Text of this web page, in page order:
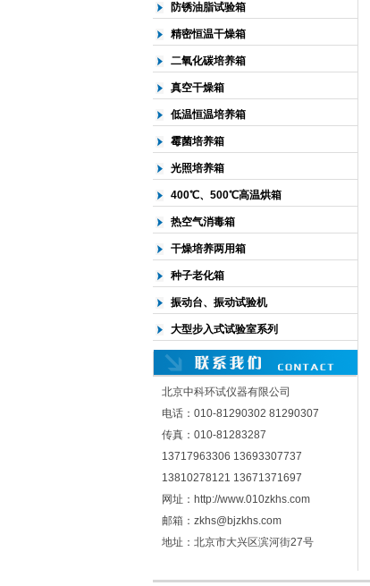
防锈油脂试验箱
精密恒温干燥箱
二氧化碳培养箱
真空干燥箱
低温恒温培养箱
霉菌培养箱
光照培养箱
400℃、500℃高温烘箱
热空气消毒箱
干燥培养两用箱
种子老化箱
振动台、振动试验机
大型步入式试验室系列
北京中科环试仪器有限公司
电话：010-81290302 81290307
传真：010-81283287
13717963306 13693307737
13810278121 13671371697
网址：http://www.010zkhs.com
邮箱：zkhs@bjzkhs.com
地址：北京市大兴区滨河街27号